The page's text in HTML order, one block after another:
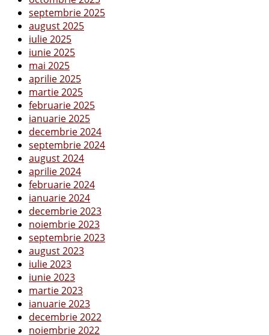
septembrie 2025
august 2025
iulie 2025
iunie 2025
mai 2025
aprilie 2025
martie 2025
februarie 2025
ianuarie 2025
decembrie 2024
septembrie 2024
august 2024
aprilie 2024
februarie 2024
ianuarie 2024
decembrie 2023
noiembrie 2023
septembrie 2023
august 2023
iulie 2023
iunie 2023
martie 2023
ianuarie 2023
decembrie 2022
noiembrie 2022